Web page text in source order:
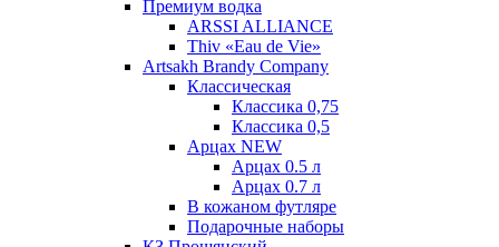
Премиум водка
ARSSI ALLIANCE
Thiv «Eau de Vie»
Artsakh Brandy Company
Классическая
Классика 0,75
Классика 0,5
Арцах NEW
Арцах 0.5 л
Арцах 0.7 л
В кожаном футляре
Подарочные наборы